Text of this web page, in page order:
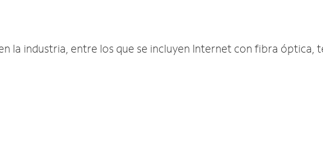
la industria, entre los que se incluyen Internet con fibra óptica,